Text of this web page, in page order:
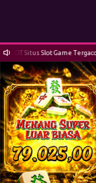
Server Thailand Yang